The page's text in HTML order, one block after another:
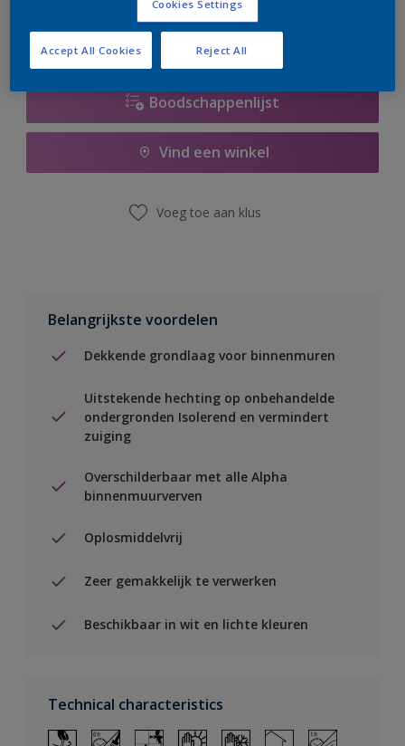
Boodschappenlijst
Vind een winkel
Voeg toe aan klus
Belangrijkste voordelen
Dekkende grondlaag voor binnenmuren
Uitstekende hechting op onbehandelde
ondergronden Isolerend en vermindert
zuiging
Overschilderbaar met alle Alpha
binnenmuurverven
Oplosmiddelvrij
Zeer gemakkelijk te verwerken
Beschikbaar in wit en lichte kleuren
Technical characteristics
Cookies Settings
Reject All
Accept All Cookies